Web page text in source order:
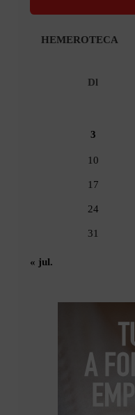
HEMEROTECA
Dl
3
10
17
24
31
« jul.